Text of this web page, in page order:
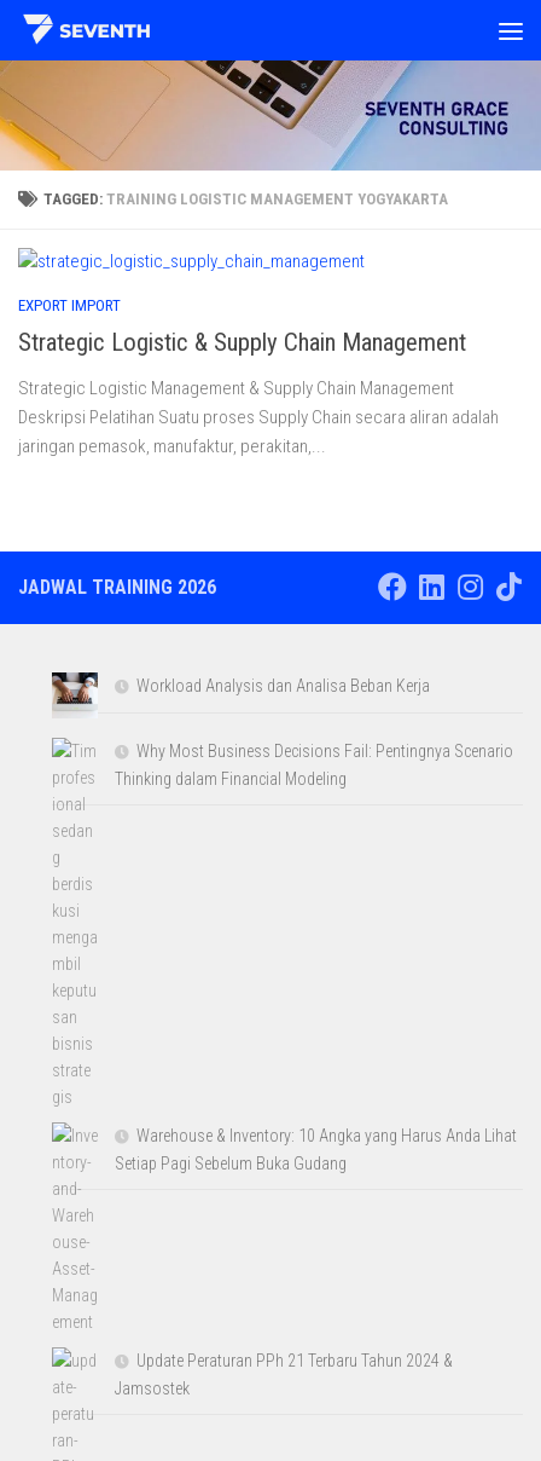
Skip to content
TAGGED:TRAINING LOGISTIC MANAGEMENT YOGYAKARTA
EXPORT IMPORT
Strategic Logistic & Supply Chain Management
Strategic Logistic Management & Supply Chain Management
Deskripsi Pelatihan Suatu proses Supply Chain secara aliran adalah
jaringan pemasok, manufaktur, perakitan,...
JADWAL TRAINING 2026
Workload Analysis dan Analisa Beban Kerja
Why Most Business Decisions Fail: Pentingnya Scenario
Thinking dalam Financial Modeling
Warehouse & Inventory: 10 Angka yang Harus Anda Lihat
Setiap Pagi Sebelum Buka Gudang
Update Peraturan PPh 21 Terbaru Tahun 2024 &
Jamsostek